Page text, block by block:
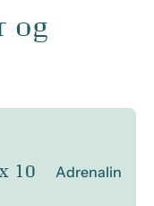
og
10
Adrenalin